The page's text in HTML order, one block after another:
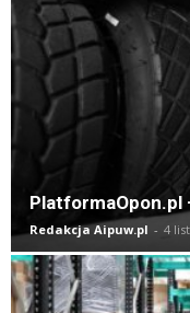
PlatformaOpon.pl
Redakcja Aipuw.pl - 4